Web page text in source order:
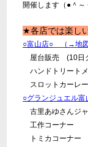
開催します（●＾～
★各店では楽し
○富山店○ （→地図
屋台販売 (10日
ハンドトリート
スロットカーレ
○グランジュエル富
古里あゆさんジ
工作コーナー
トミカコーナー